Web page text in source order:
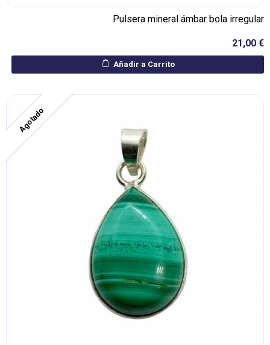
Pulsera mineral ámbar bola irregular
21,00 €
Añadir a Carrito
Agotado